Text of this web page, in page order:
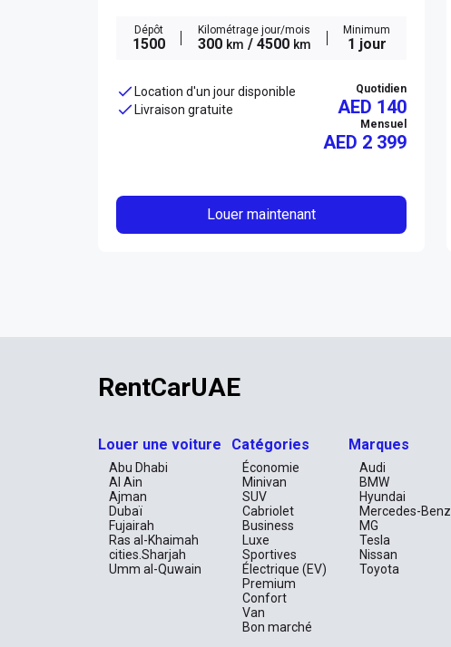
Dépôt
1500
Kilométrage jour/mois
300 km / 4500 km
Minimum
1 jour
Location d'un jour disponible
Livraison gratuite
Quotidien
AED 140
Mensuel
AED 2 399
Louer maintenant
RentCarUAE
Louer une voiture
Abu Dhabi
Al Ain
Ajman
Dubaï
Fujairah
Ras al-Khaimah
cities.Sharjah
Umm al-Quwain
Catégories
Économie
Minivan
SUV
Cabriolet
Business
Luxe
Sportives
Électrique (EV)
Premium
Confort
Van
Bon marché
Marques
Audi
BMW
Hyundai
Mercedes-Benz
MG
Tesla
Nissan
Toyota